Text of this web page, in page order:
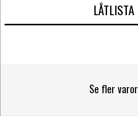
LÅTLISTA
Se fler varor